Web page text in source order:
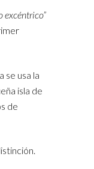
excéntrico”
se usa la
isla de
de